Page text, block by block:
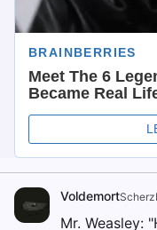
Voldemort
Mr. Weasley: